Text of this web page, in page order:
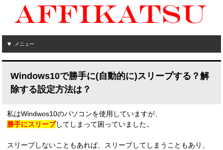
メニュー
Windows10で勝手に(自動的に)スリープする？解
除する設定方法は？
私はWindwos10のパソコンを使用していますが、
勝手にスリープしてしまって困っていました。
スリープしないこともあれば、スリープしてしまうこともあり、